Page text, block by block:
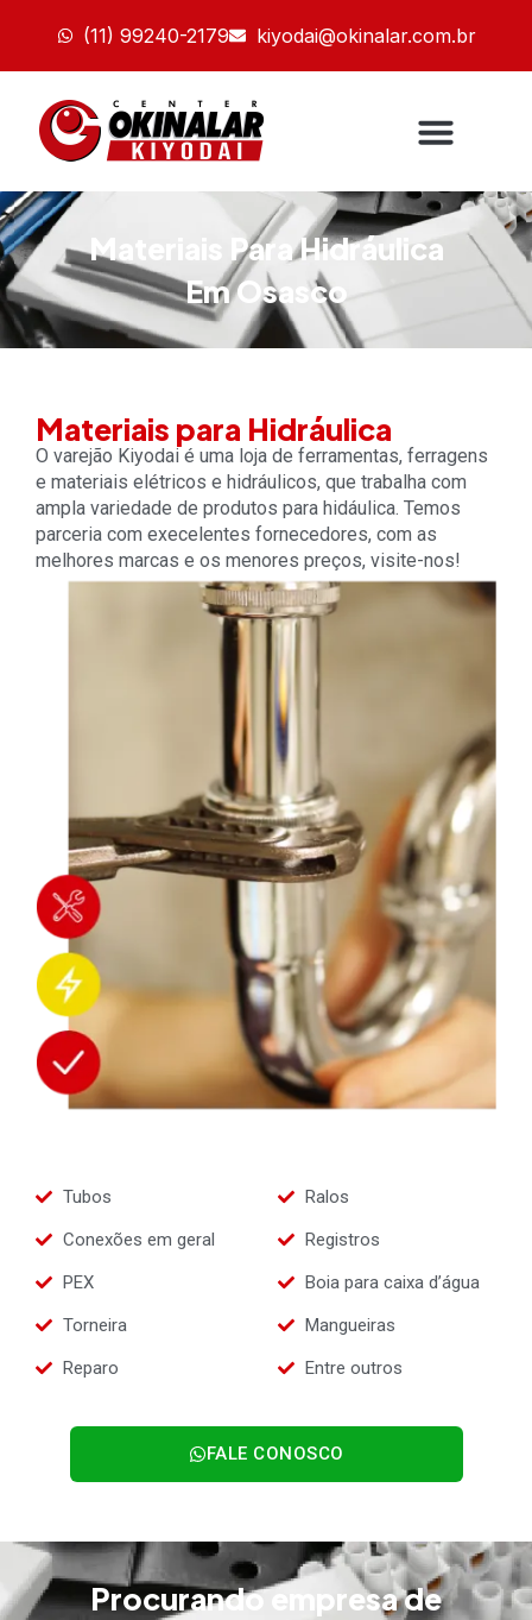
(11) 99240-2179 kiyodai@okinalar.com.br
Materiais Para Hidráulica
Em Osasco
Materiais para Hidráulica
O varejão Kiyodai é uma loja de ferramentas, ferragens
e materiais elétricos e hidráulicos, que trabalha com
ampla variedade de produtos para hidáulica. Temos
parceria com execelentes fornecedores, com as
melhores marcas e os menores preços, visite-nos!
Tubos
Conexões em geral
PEX
Torneira
Reparo
Ralos
Registros
Boia para caixa d’água
Mangueiras
Entre outros
FALE CONOSCO
Procurando empresa de